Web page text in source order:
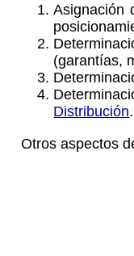
Asignación
(garantías,
Distribución.
Otros aspectos